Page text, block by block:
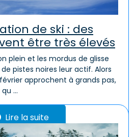
de ski : des
être très élevés
plein et les mordus de glisse
pistes noires leur actif. Alors
approchent à grands pas,
...
Lire la suite